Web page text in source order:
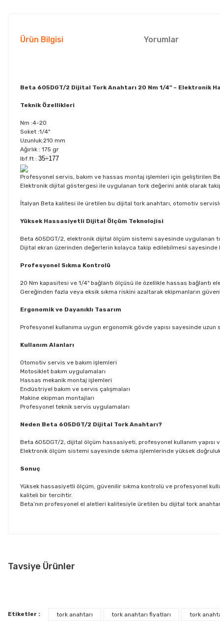
Ürün Bilgisi Yorumlar
Beta 605DGT/2 Dijital Tork Anahtarı 20 Nm 1/4" – Elektronik
Teknik Özellikleri
Nm :4-20
Soket :1/4"
Uzunluk:210 mm
Ağırlık : 175 gr
lbf.ft : 35÷177
Profesyonel servis, bakım ve hassas montaj işlemleri için geliştirilen
Elektronik dijital göstergesi ile uygulanan tork değerini anlık olarak
İtalyan Beta kalitesi ile üretilen bu dijital tork anahtarı, otomotiv
Yüksek Hassasiyetli Dijital Ölçüm Teknolojisi
Beta 605DGT/2, elektronik dijital ölçüm sistemi sayesinde uygulanan
Dijital ekran üzerinden değerlerin kolayca takip edilebilmesi sayesinde
Profesyonel Sıkma Kontrolü
20 Nm kapasitesi ve 1/4" bağlantı ölçüsü ile özellikle hassas bağlantı
Gereğinden fazla veya eksik sıkma riskini azaltarak ekipmanların
Ergonomik ve Dayanıklı Tasarım
Profesyonel kullanıma uygun ergonomik gövde yapısı sayesinde uzun
Kullanım Alanları
Otomotiv servis ve bakım işlemleri
Motosiklet bakım uygulamaları
Hassas mekanik montaj işlemleri
Endüstriyel bakım ve servis çalışmaları
Makine ekipman montajları
Profesyonel teknik servis uygulamaları
Neden Beta 605DGT/2 Dijital Tork Anahtarı?
Beta 605DGT/2, dijital ölçüm hassasiyeti, profesyonel kullanım
Elektronik ölçüm sistemi sayesinde sıkma işlemlerinde yüksek
Sonuç
Yüksek hassasiyetli ölçüm, güvenilir sıkma kontrolü ve profesyonel
kaliteli bir tercihtir.
Beta’nın profesyonel el aletleri kalitesiyle üretilen bu dijital tork
Görüş ve önerileriniz için teşekkür ederiz.
Ürün bilgilerinde hatalar bulunuyor.
Ayrıca ürün açıklamalarında “Kargo Bedava”ibaresi bulunan ürünler,
Tavsiye Ürünler
Etiketler : tork anahtarı tork anahtarı fiyatları tork